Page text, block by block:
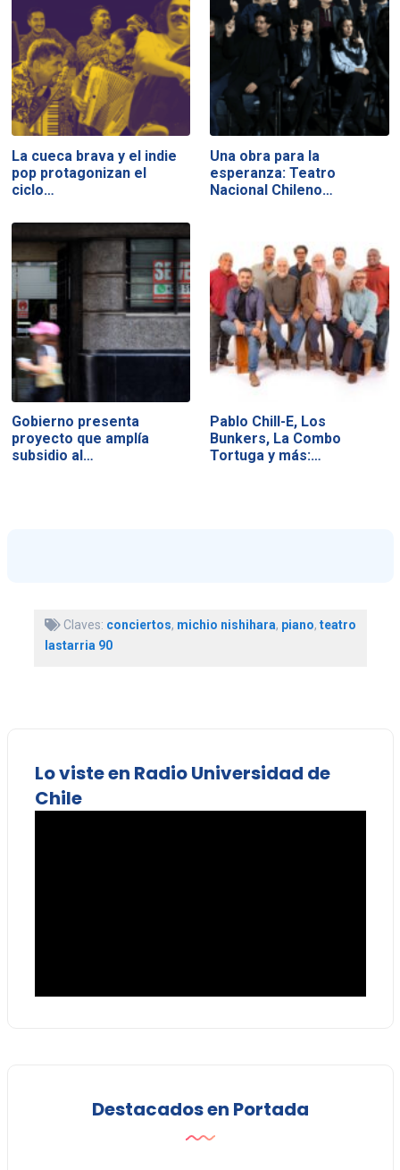
La cueca brava y el indie
pop protagonizan el
ciclo…
Una obra para la
esperanza: Teatro
Nacional Chileno…
Gobierno presenta
proyecto que amplía
subsidio al…
Pablo Chill-E, Los
Bunkers, La Combo
Tortuga y más:…
Claves: conciertos, michio nishihara, piano, teatro
lastarria 90
Lo viste en Radio Universidad de
Chile
Destacados en Portada